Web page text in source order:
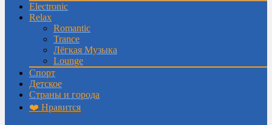
Electronic
Relax
Romantic
Trance
Лёгкая Музыка
Lounge
Спорт
Детское
Страны и города
❤️ Нравится